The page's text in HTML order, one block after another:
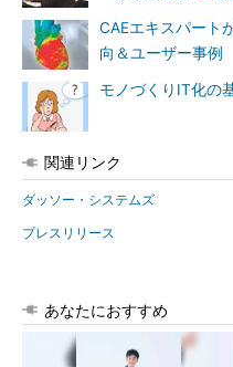
CAEエキスパート
向＆ユーザー事例
モノづくりIT化の
関連リンク
ダッソー・システムズ
プレスリリース
あなたにおすすめ